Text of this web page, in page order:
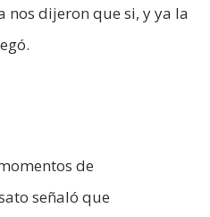
nos dijeron que si, y ya la
de
señaló que